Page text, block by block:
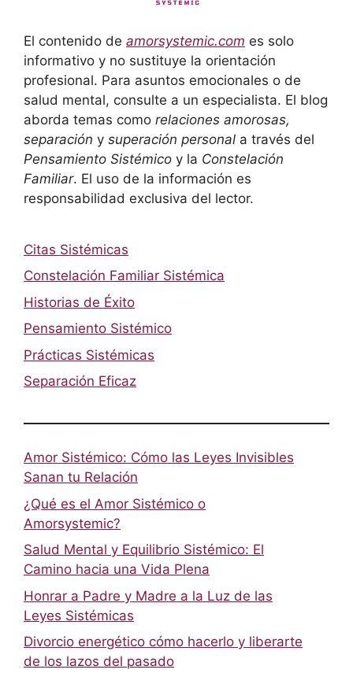
El contenido de amorsystemic.com es solo
informativo y no sustituye la orientación
profesional. Para asuntos emocionales o de
salud mental, consulte a un especialista. El blog
aborda temas como relaciones amorosas,
separación y superación personal a través del
Pensamiento Sistémico y la Constelación
Familiar. El uso de la información es
responsabilidad exclusiva del lector.
Citas Sistémicas
Constelación Familiar Sistémica
Historias de Éxito
Pensamiento Sistémico
Prácticas Sistémicas
Separación Eficaz
Amor Sistémico: Cómo las Leyes Invisibles
Sanan tu Relación
¿Qué es el Amor Sistémico o
Amorsystemic?
Salud Mental y Equilibrio Sistémico: El
Camino hacia una Vida Plena
Honrar a Padre y Madre a la Luz de las
Leyes Sistémicas
Divorcio energético cómo hacerlo y liberarte
de los lazos del pasado